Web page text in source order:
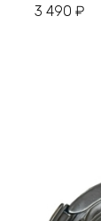
3 490 ₽